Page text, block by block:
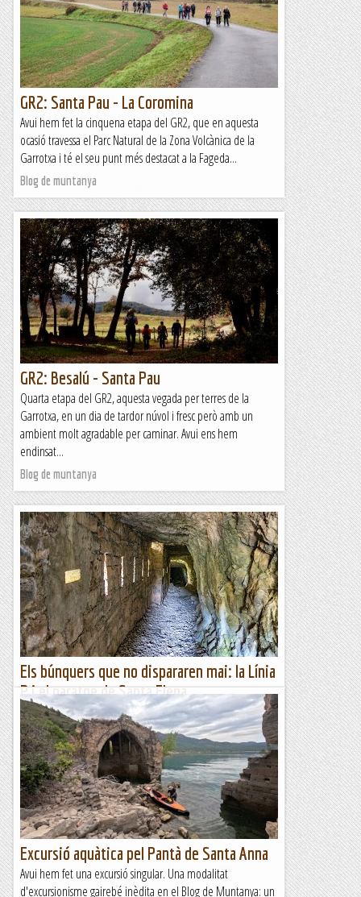
GR2: Santa Pau - La Coromina
Avui hem fet la cinquena etapa del GR2, que en aquesta
ocasió travessa el Parc Natural de la Zona Volcànica de la
Garrotxa i té el seu punt més destacat a la Fageda...
Blog de muntanya
GR2: Besalú - Santa Pau
Quarta etapa del GR2, aquesta vegada per terres de la
Garrotxa, en un dia de tardor núvol i fresc però amb un
ambient molt agradable per caminar. Avui ens hem
endinsat...
Blog de muntanya
Els búnquers que no dispararen mai: la Línia
P i el paratge de Santa Elena
—Ets comunista?—No, soc antifeixista.—Des de quan?—
Des que vaig entendre el feixisme.Això va escriure Ernest
Hemingway a "Per qui toquen les campanes". Hui fa 126
anys...
A un tir de pedra
Excursió aquàtica pel Pantà de Santa Anna
Avui hem fet una excursió singular. Una modalitat
d'excursionisme gairebé inèdita en el Blog de Muntanya: un